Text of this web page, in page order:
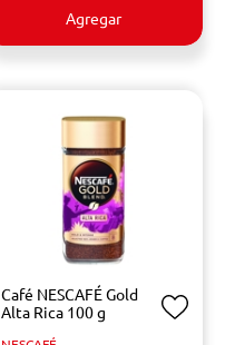
Agregar
Café NESCAFÉ Gold
Alta Rica 100 g